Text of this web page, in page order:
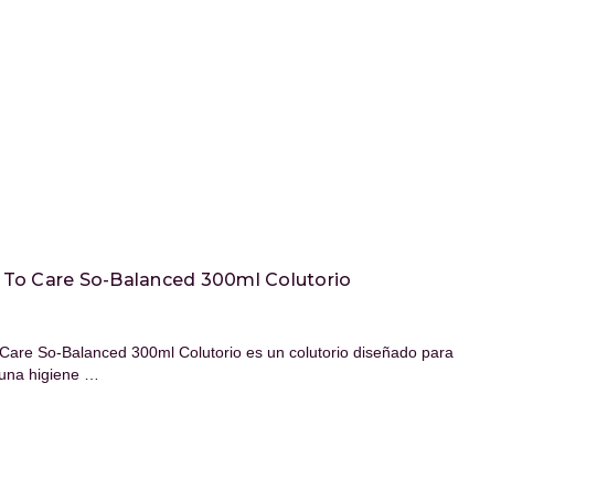
Care So-Balanced 300ml Colutorio
So-Balanced 300ml Colutorio es un colutorio diseñado para
higiene …